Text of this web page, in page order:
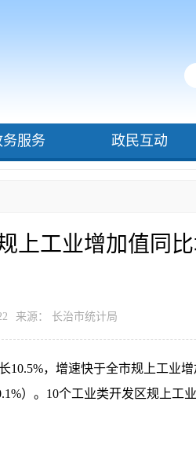
务服务 政民互动
上工业增加值同
来源： 长治市统计局
10.5%，增速快于全市规上工业增
） 。 10个工业类开发区规上工